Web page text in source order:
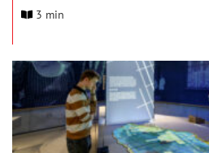
zich namens hun organisatie
Audrey Satoer van Fort Kijkduin.
3 min